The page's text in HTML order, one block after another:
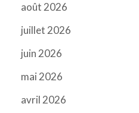
août 2026
juillet 2026
juin 2026
mai 2026
avril 2026